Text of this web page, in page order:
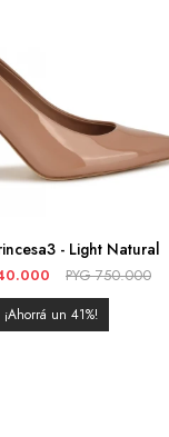
- Light Natural
PYG 750.000
41